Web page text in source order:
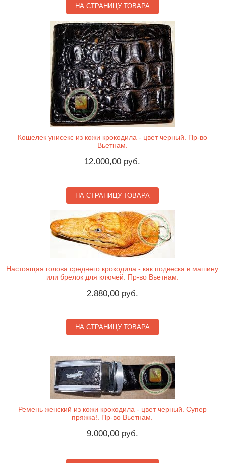
НА СТРАНИЦУ ТОВАРА
Кошелек унисекс из кожи крокодила - цвет черный. Пр-во
Вьетнам.
12.000,00 руб.
НА СТРАНИЦУ ТОВАРА
Настоящая голова среднего крокодила - как подвеска в машину
или брелок для ключей. Пр-во Вьетнам.
2.880,00 руб.
НА СТРАНИЦУ ТОВАРА
Ремень женский из кожи крокодила - цвет черный. Супер
пряжка!. Пр-во Вьетнам.
9.000,00 руб.